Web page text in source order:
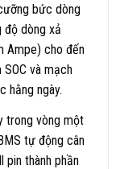
bức dòng
độ dòng xả
Ampe) cho đến
và mạch
hằng ngày.
trong vòng một
tự động cân
pin thành phần